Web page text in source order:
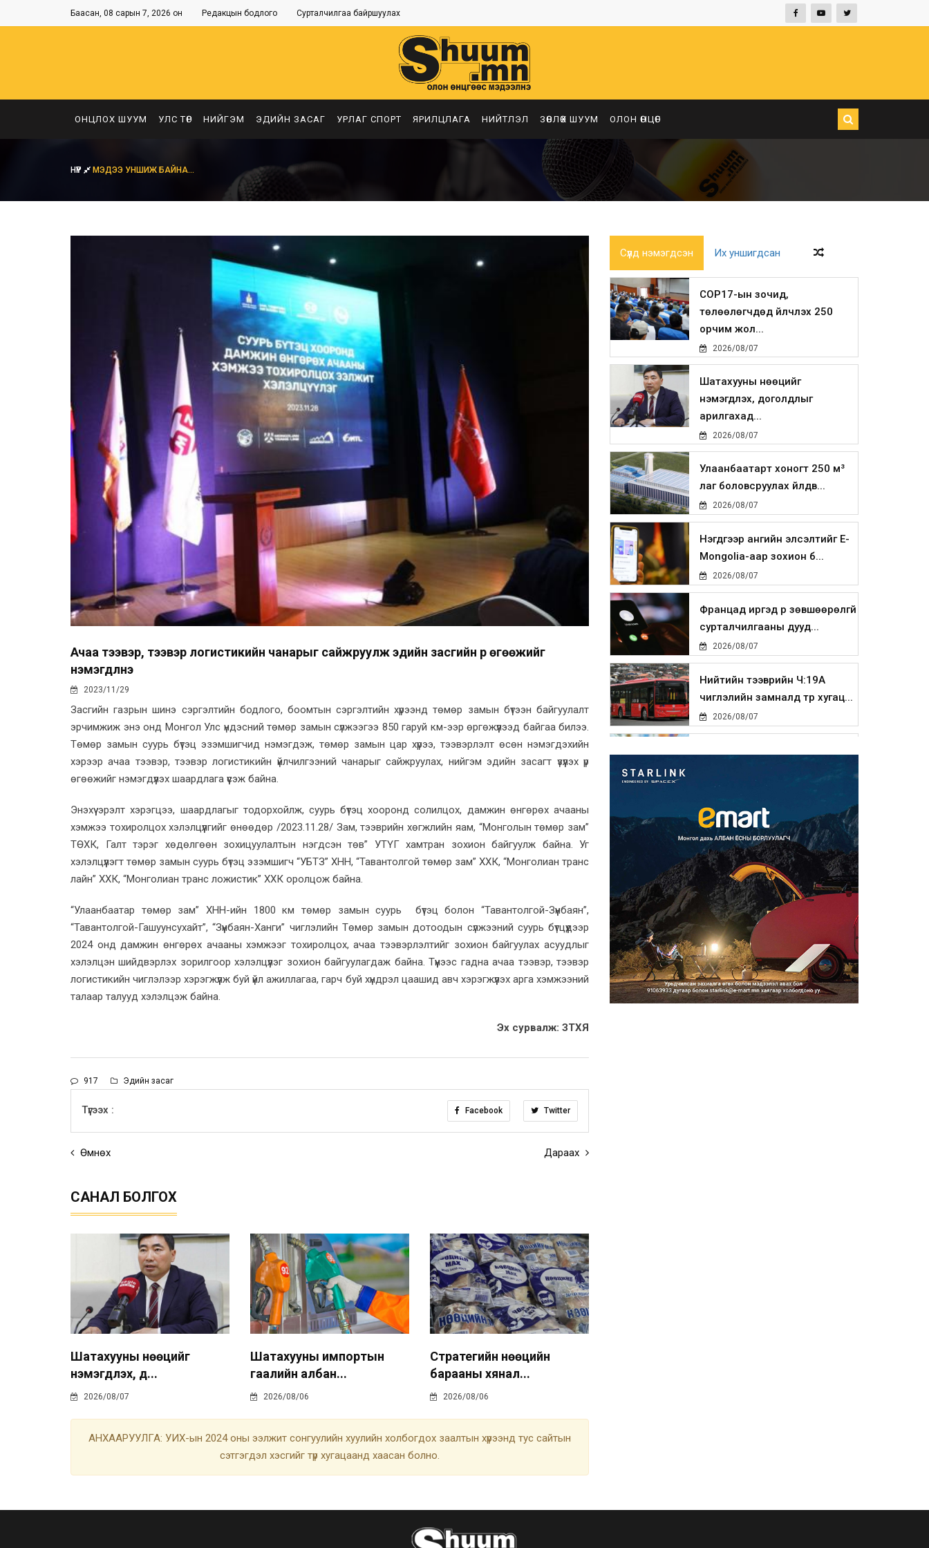
Баасан, 08 сарын 7, 2026 он Редакцын бодлого Сурталчилгаа байршуулах
ОНЦЛОХ ШУУМ УЛС ТӨР НИЙГЭМ ЭДИЙН ЗАСАГ УРЛАГ СПОРТ ЯРИЛЦЛАГА НИЙТЛЭЛ ЗӨВЛӨХ ШУУМ ОЛОН ӨНЦӨГ
НҮҮР МЭДЭЭ УНШИЖ БАЙНА...
Ачаа тээвэр, тээвэр логистикийн чанарыг сайжруулж эдийн засгийн үр өгөөжийг
нэмэгдүүлнэ
2023/11/29
Засгийн газрын шинэ сэргэлтийн бодлого, боомтын сэргэлтийн хүрээнд төмөр замын бүтээн байгуулалт
эрчимжиж энэ онд Монгол Улс үндэсний төмөр замын сүлжээгээ 850 гаруй км-ээр өргөжүүлээд байгаа билээ.
Төмөр замын суурь бүтэц эзэмшигчид нэмэгдэж, төмөр замын цар хүрээ, тээвэрлэлт өсөн нэмэгдэхийн
хэрээр ачаа тээвэр, тээвэр логистикийн үйлчилгээний чанарыг сайжруулах, нийгэм эдийн засагт үзүүлэх үр
өгөөжийг нэмэгдүүлэх шаардлага үүсэж байна.
Энэхүү эрэлт хэрэгцээ, шаардлагыг тодорхойлж, суурь бүтэц хооронд солилцох, дамжин өнгөрөх ачааны
хэмжээ тохиролцох хэлэлцүүлгийг өнөөдөр /2023.11.28/ Зам, тээврийн хөгжлийн яам, “Монголын төмөр зам”
ТӨХК, Галт тэрэг хөдөлгөөн зохицуулалтын нэгдсэн төв” УТҮГ хамтран зохион байгуулж байна. Уг
хэлэлцүүлэгт төмөр замын суурь бүтэц эзэмшигч “УБТЗ” ХНН, “Тавантолгой төмөр зам” ХХК, “Монголиан транс
лайн” ХХК, “Монголиан транс ложистик” ХХК оролцож байна.
“Улаанбаатар төмөр зам” ХНН-ийн 1800 км төмөр замын суурь бүтэц болон “Тавантолгой-Зүүнбаян”,
“Тавантолгой-Гашуунсухайт”, “Зүүнбаян-Ханги” чиглэлийн Төмөр замын дотоодын сүлжээний суурь бүтцүүдээр
2024 онд дамжин өнгөрөх ачааны хэмжээг тохиролцох, ачаа тээвэрлэлтийг зохион байгуулах асуудлыг
хэлэлцэн шийдвэрлэх зорилгоор хэлэлцүүлэг зохион байгуулагдаж байна. Түүнээс гадна ачаа тээвэр, тээвэр
логистикийн чиглэлээр хэрэгжүүлж буй үйл ажиллагаа, гарч буй хүндрэл цаашид авч хэрэгжүүлэх арга хэмжээний
талаар талууд хэлэлцэж байна.
Эх сурвалж: ЗТХЯ
917 Эдийн засаг
Түгээх : Facebook Twitter
Өмнөх Дараах
САНАЛ БОЛГОХ
Шатахууны нөөцийг
нэмэгдүүлэх, д...
2026/08/07
Шатахууны импортын
гаалийн албан...
2026/08/06
Стратегийн нөөцийн
барааны хянал...
2026/08/06
АНХААРУУЛГА: УИХ-ын 2024 оны ээлжит сонгуулийн хуулийн холбогдох заалтын хүрээнд тус сайтын
сэтгэгдэл хэсгийг түр хугацаанд хаасан болно.
Сүүлд нэмэгдсэн Их уншигдсан
COP17-ын зочид,
төлөөлөгчдөд үйлчлэх 250
орчим жол...
2026/08/07
Шатахууны нөөцийг
нэмэгдүүлэх, доголдлыг
арилгахад...
2026/08/07
Улаанбаатарт хоногт 250 м³
лаг боловсруулах үйлдв...
2026/08/07
Нэгдүгээр ангийн элсэлтийг E-
Mongolia-аар зохион б...
2026/08/07
Францад иргэд рүү зөвшөөрөлгүй
сурталчилгааны дууд...
2026/08/07
Нийтийн тээврийн Ч:19А
чиглэлийн замналд түр хугац...
2026/08/07
2026/08/07
Улаанбаатарт өдөртөө 30 хэм
дулаан
2026/08/07
Улсын чанартай хатуу
хучилттай авто замын талаас
и...
2026/08/06
Засгийн газар энэ оныг
дуустал санхүүгийн хэмнэлти...